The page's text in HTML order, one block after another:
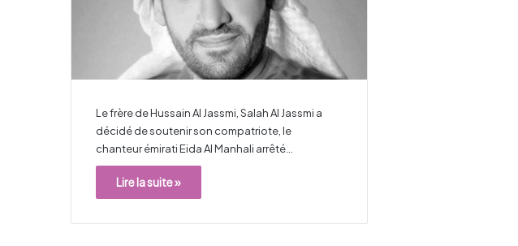
Le frère de Hussain Al Jassmi, Salah Al Jassmi a
décidé de soutenir son compatriote, le
chanteur émirati Eida Al Manhali arrêté…
Lire la suite »